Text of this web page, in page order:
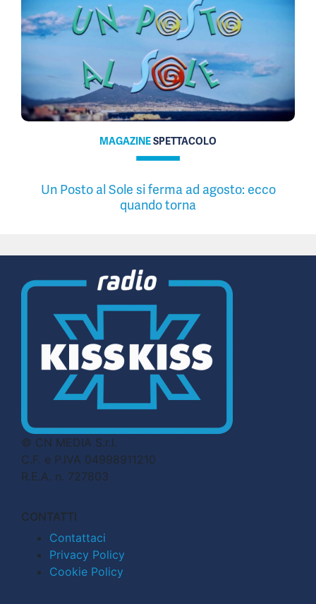
MAGAZINESPETTACOLO
Un Posto al Sole si ferma ad agosto: ecco
quando torna
© CN MEDIA S.r.l.
C.F. e P.IVA 04998911210
R.E.A. n. 727803
CONTATTI
Contattaci
Privacy Policy
Cookie Policy